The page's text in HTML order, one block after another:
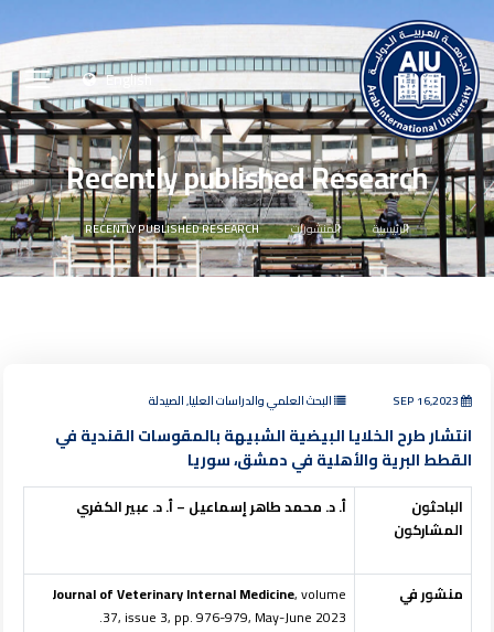
English
Recently published Research
الرئيسية المنشورات RECENTLY PUBLISHED RESEARCH
البحث العلمي والدراسات العليا, الصيدلة
انتشار طرح الخلايا البيضية الشبيهة بالمقوسات القندية في
القطط البرية والأهلية في دمشق، سوريا
الباحثون
المشاركون
أ. د. محمد طاهر إسماعيل – أ. د. عبير الكفري
منشور في Journal of Veterinary Internal Medicine, volume
37, issue 3, pp. 976-979, May-June 2023.